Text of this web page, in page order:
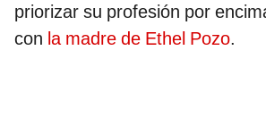
priorizar su profesión por
con la madre de Ethel Pozo.